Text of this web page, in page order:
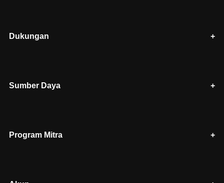
Dukungan
Sumber Daya
Program Mitra